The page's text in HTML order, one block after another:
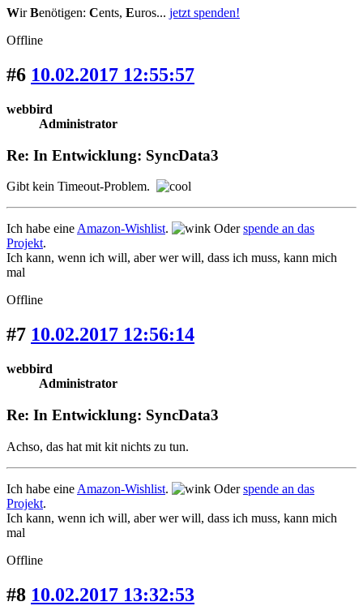
WirBenötigen: Cents, Euros... jetzt spenden!
Offline
#6 10.02.2017 12:55:57
webbird
Administrator
Re: In Entwicklung: SyncData3
Gibt kein Timeout-Problem.
Ich habe eine Amazon-Wishlist. Oderspende an das
Projekt.
Ich kann, wenn ich will, aber wer will, dass ich muss, kann mich
mal
Offline
#7 10.02.2017 12:56:14
webbird
Administrator
Re: In Entwicklung: SyncData3
Achso, das hat mit kit nichts zu tun.
Ich habe eine Amazon-Wishlist. Oderspende an das
Projekt.
Ich kann, wenn ich will, aber wer will, dass ich muss, kann mich
mal
Offline
#8 10.02.2017 13:32:53